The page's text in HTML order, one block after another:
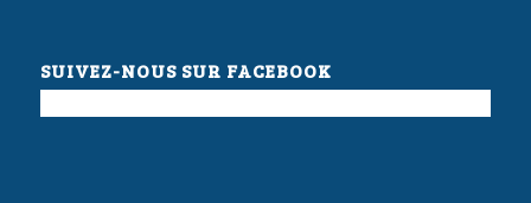
SUIVEZ-NOUS SUR FACEBOOK